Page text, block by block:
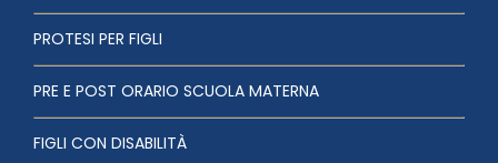
PROTESI PER FIGLI
PRE E POST ORARIO SCUOLA MATERNA
FIGLI CON DISABILITÀ